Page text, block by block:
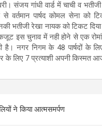
संजय गांधी वार्ड में चाची व
वर्तमान पार्षद कोमल सेना को
भतीजी रेखा नायक को टिकट
इस चुनाव में नही होने से एक
है। नगर निगम के 48 पार्षदों के
के लिए 7 प्रत्याशी अपनी किस्मत
ने किया आत्मसमर्पण